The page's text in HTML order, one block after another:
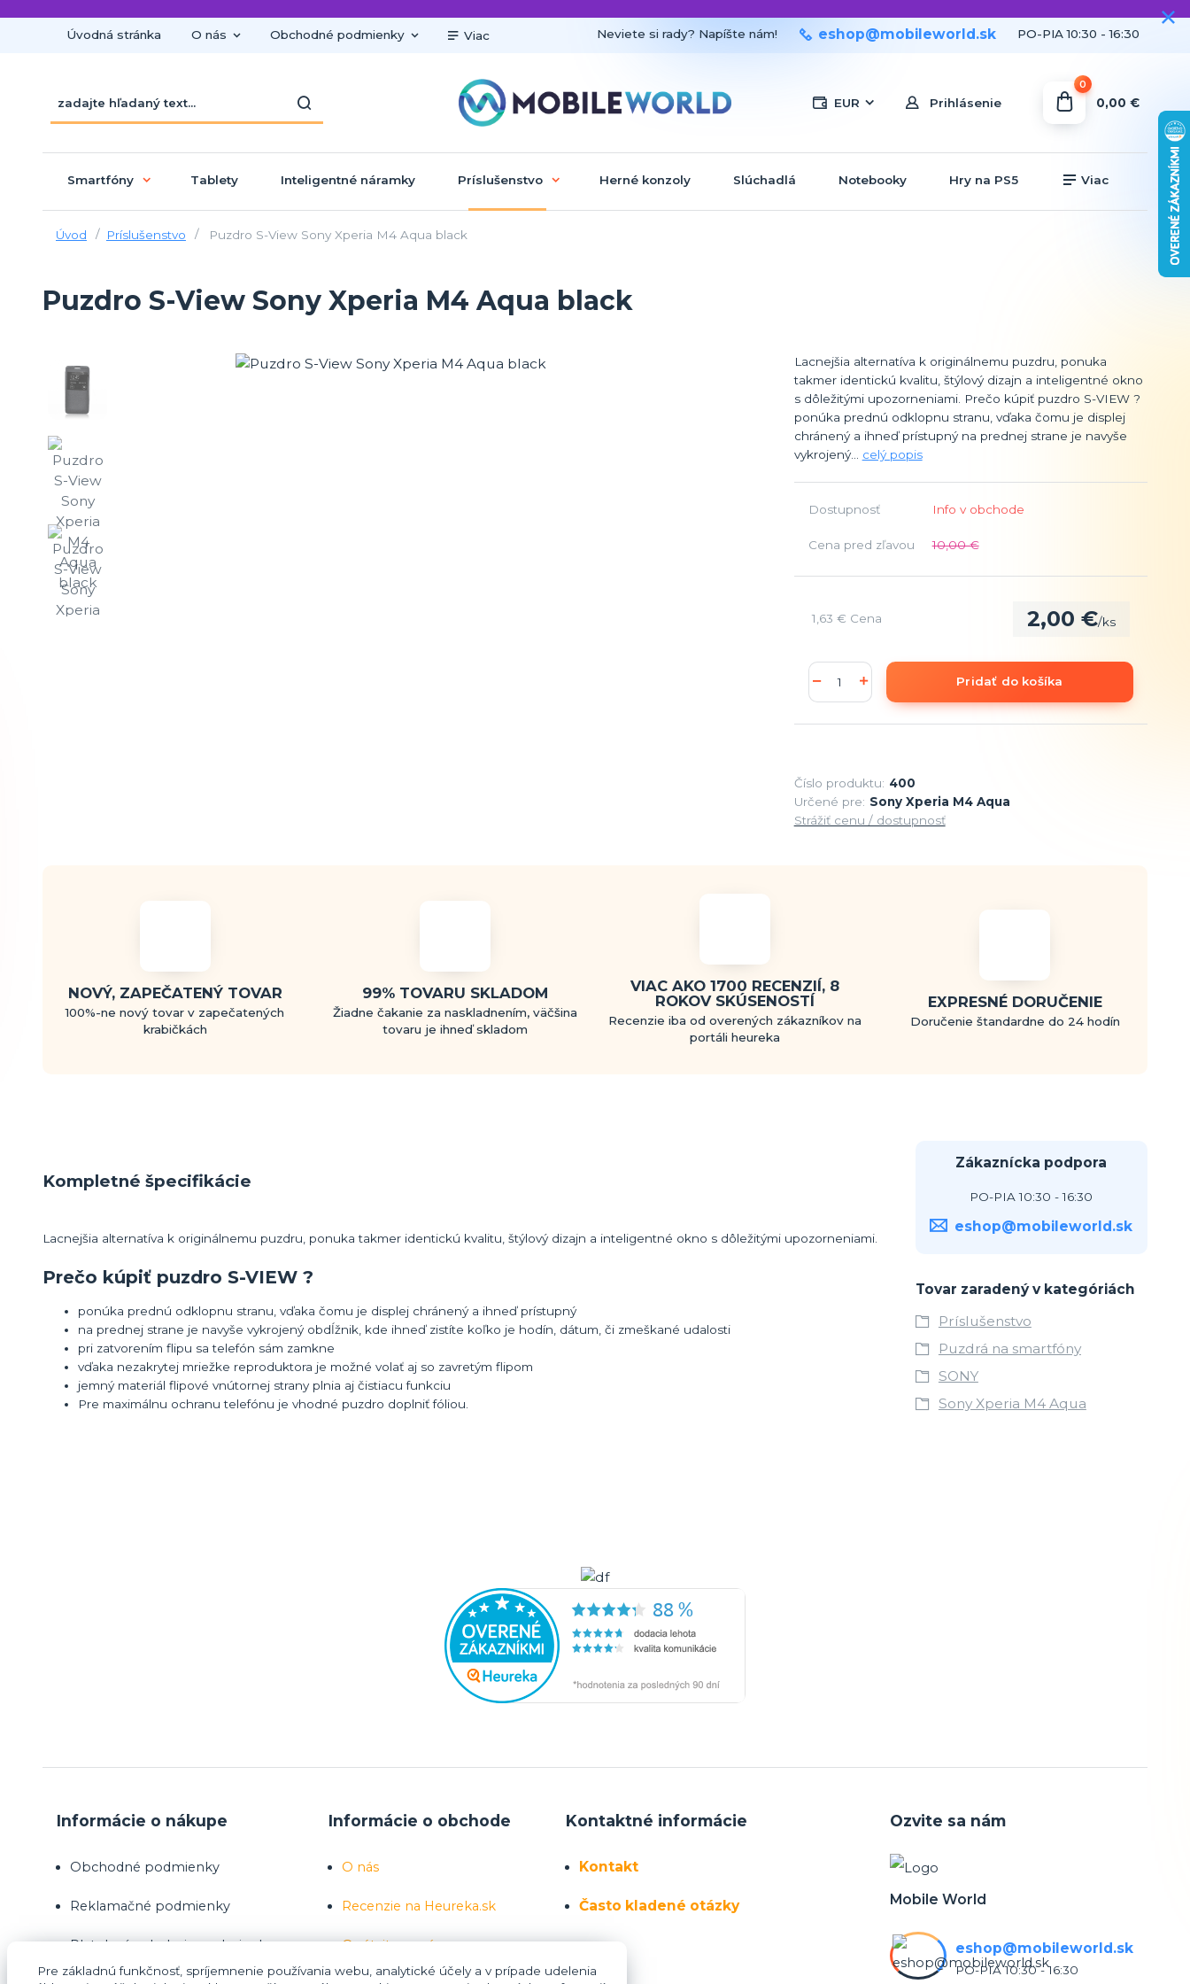
Úvodná stránka O nás Obchodné podmienky Viac
EUR Prihlásenie
Neviete si rady? Napíšte nám! eshop@mobileworld.sk PO-PIA 10:30 - 16:30
0
0,00 €
Smartfóny Tablety Inteligentné náramky Príslušenstvo Herné konzoly Slúchadlá Notebooky Hry na PS5 Viac
Úvod Príslušenstvo Puzdro S-View Sony Xperia M4 Aqua black
Puzdro S-View Sony Xperia M4 Aqua black
Lacnejšia alternatíva k originálnemu puzdru, ponuka
takmer identickú kvalitu, štýlový dizajn a inteligentné okno
s dôležitými upozorneniami. Prečo kúpiť puzdro S-VIEW ?
ponúka prednú odklopnu stranu, vďaka čomu je displej
chránený a ihneď prístupný na prednej strane je navyše
vykrojený... celý popis
Dostupnosť Info v obchode
Cena pred zľavou 10,00 €
2,00 €/ks
1,63 € Cena
Pridať do košíka
Číslo produktu: 400
Určené pre: Sony Xperia M4 Aqua
Strážiť cenu / dostupnosť
NOVÝ, ZAPEČATENÝ TOVAR
100%-ne nový tovar v zapečatených
krabičkách
99% TOVARU SKLADOM
Žiadne čakanie za naskladnením, väčšina
tovaru je ihneď skladom
VIAC AKO 1700 RECENZIÍ, 8
ROKOV SKÚSENOSTÍ
Recenzie iba od overených zákazníkov na
portáli heureka
EXPRESNÉ DORUČENIE
Doručenie štandardne do 24 hodín
Kompletné špecifikácie
Lacnejšia alternatíva k originálnemu puzdru, ponuka takmer identickú kvalitu, štýlový dizajn a inteligentné okno s dôležitými upozorneniami.
Prečo kúpiť puzdro S-VIEW ?
ponúka prednú odklopnu stranu, vďaka čomu je displej chránený a ihneď prístupný
na prednej strane je navyše vykrojený obdĺžnik, kde ihneď zistíte koľko je hodín, dátum, či zmeškané udalosti
pri zatvorením flipu sa telefón sám zamkne
vďaka nezakrytej mriežke reproduktora je možné volať aj so zavretým flipom
jemný materiál flipové vnútornej strany plnia aj čistiacu funkciu
Pre maximálnu ochranu telefónu je vhodné puzdro doplniť fóliou.
Zákaznícka podpora
PO-PIA 10:30 - 16:30
eshop@mobileworld.sk
Tovar zaradený v kategóriách
Príslušenstvo
Puzdrá na smartfóny
SONY
Sony Xperia M4 Aqua
Informácie o nákupe
Obchodné podmienky
Reklamačné podmienky
Platobné a dodacie podmienky
Informácie o obchode
O nás
Recenzie na Heureka.sk
Opýtajte sa nás
Kontaktné informácie
Kontakt
Často kladené otázky
Ozvite sa nám
Mobile World
eshop@mobileworld.sk
PO-PIA 10:30 - 16:30
Pre základnú funkčnosť, spríjemnenie používania webu, analytické účely a v prípade udelenia